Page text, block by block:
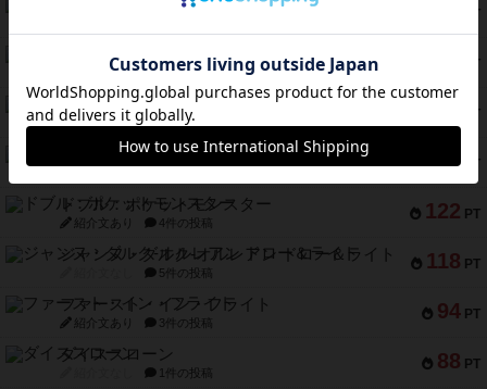
PT
バー！パーティー
PT
ギョッと
紹介文あり 1件の投稿
PT
クルティボ
紹介文なし 1件の投稿
140 PT
ブラヴェスト
122 PT
ドブル：ポケットモンスター
紹介文あり 4件の投稿
118 PT
ジャンヌ・ダルク-オルレアン ドロー＆ライト
5件の投稿
94 PT
ファースト・イン・フライト
紹介文あり 3件の投稿
88 PT
ダイススローン
1件の投稿